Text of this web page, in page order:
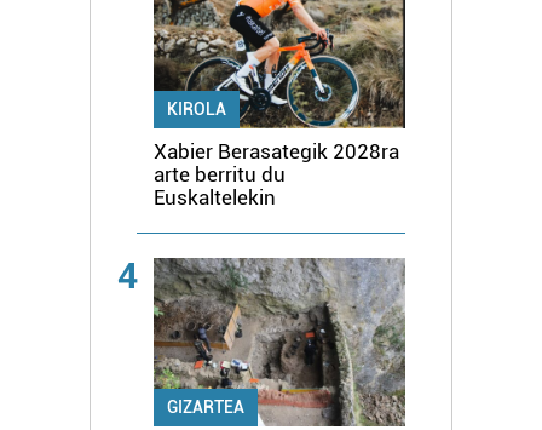
KIROLA
Xabier Berasategik 2028ra
arte berritu du
Euskaltelekin
4
GIZARTEA